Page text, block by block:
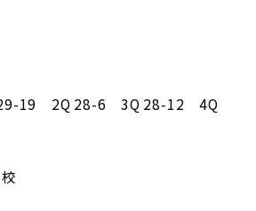
19 2Q 28-6 3Q 28-12 4Q